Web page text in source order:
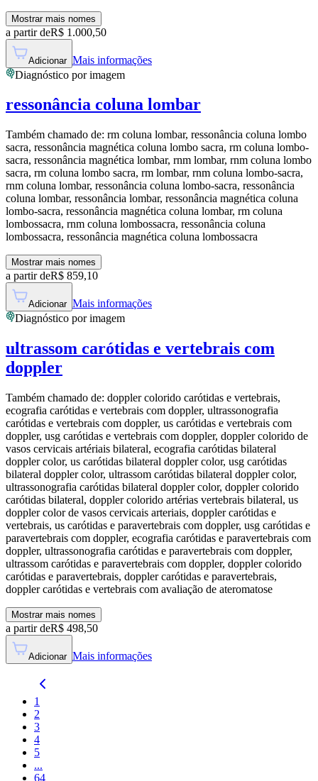
Mostrar mais nomes
a partir deR$ 1.000,50
Adicionar Mais informações
Diagnóstico por imagem
ressonância coluna lombar
Também chamado de: rm coluna lombar, ressonância coluna lombo
sacra, ressonância magnética coluna lombo sacra, rm coluna lombo-
sacra, ressonância magnética lombar, rnm lombar, rnm coluna lombo
sacra, rm coluna lombo sacra, rm lombar, rnm coluna lombo-sacra,
rnm coluna lombar, ressonância coluna lombo-sacra, ressonância
coluna lombar, ressonância lombar, ressonância magnética coluna
lombo-sacra, ressonância magnética coluna lombar, rm coluna
lombossacra, rnm coluna lombossacra, ressonância coluna
lombossacra, ressonância magnética coluna lombossacra
Mostrar mais nomes
a partir deR$ 859,10
Adicionar Mais informações
Diagnóstico por imagem
ultrassom carótidas e vertebrais com
doppler
Também chamado de: doppler colorido carótidas e vertebrais,
ecografia carótidas e vertebrais com doppler, ultrassonografia
carótidas e vertebrais com doppler, us carótidas e vertebrais com
doppler, usg carótidas e vertebrais com doppler, doppler colorido de
vasos cervicais artériais bilateral, ecografia carótidas bilateral
doppler color, us carótidas bilateral doppler color, usg carótidas
bilateral doppler color, ultrassom carótidas bilateral doppler color,
ultrassonografia carótidas bilateral doppler color, doppler colorido
carótidas bilateral, doppler colorido artérias vertebrais bilateral, us
doppler color de vasos cervicais arteriais, doppler carótidas e
vertebrais, us carótidas e paravertebrais com doppler, usg carótidas e
paravertebrais com doppler, ecografia carótidas e paravertebrais com
doppler, ultrassonografia carótidas e paravertebrais com doppler,
ultrassom carótidas e paravertebrais com doppler, doppler colorido
carótidas e paravertebrais, doppler carótidas e paravertebrais,
doppler carótidas e vertebrais com avaliação de ateromatose
Mostrar mais nomes
a partir deR$ 498,50
Adicionar Mais informações
1
2
3
4
5
...
64